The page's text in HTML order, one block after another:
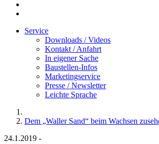
Service
Downloads / Videos
Kontakt / Anfahrt
In eigener Sache
Baustellen-Infos
Marketingservice
Presse / Newsletter
Leichte Sprache
Dem „Waller Sand“ beim Wachsen
24.1.2019 -